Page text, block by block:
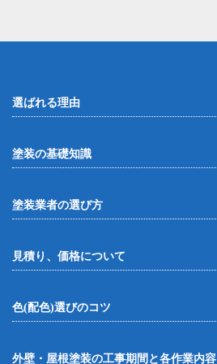
選ばれる理由
塗装の基礎知識
塗装業者の選び方
見積り、価格について
色(配色)選びのコツ
外壁・屋根塗装の工事期間と各作業内容